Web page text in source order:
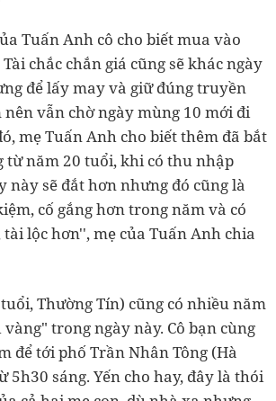
Tuấn Anh cô cho biết mua vào
chắc chắn giá cũng sẽ khác ngày
để lấy may và giữ đúng truyền
vẫn chờ ngày mùng 10 mới đi
mẹ Tuấn Anh cho biết thêm đã bắt
từ năm 20 tuổi, khi có thu nhập
này sẽ đắt hơn nhưng đó cũng là
cố gắng hơn trong năm và có
lộc hơn'', mẹ của Tuấn Anh chia
Thường Tín) cũng có nhiều năm
trong ngày này. Cô bạn cùng
để tới phố Trần Nhân Tông (Hà
5h30 sáng. Yến cho hay, đây là thói